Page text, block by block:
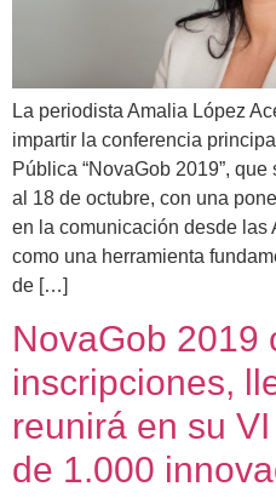
La periodista Amalia López
impartir la conferencia
Pública “NovaGob 2019”,
al 18 de octubre, con una
en la comunicación desde las
como una herramienta
de […]
NovaGob 2019
inscripciones,
reunirá en su
de 1.000